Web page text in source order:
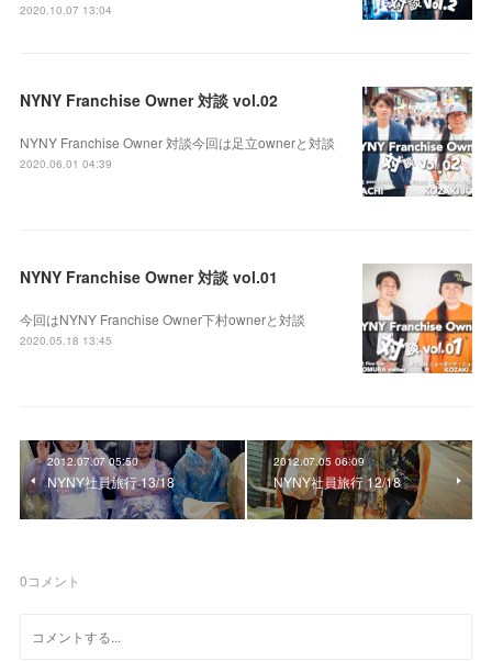
2020.10.07 13:04
NYNY Franchise Owner 対談 vol.02
NYNY Franchise Owner 対談今回は足立ownerと対談
2020.06.01 04:39
NYNY Franchise Owner 対談 vol.01
今回はNYNY Franchise Owner下村ownerと対談
2020.05.18 13:45
2012.07.07 05:50
NYNY社員旅行 13/18
2012.07.05 06:09
NYNY社員旅行 12/18
0コメント